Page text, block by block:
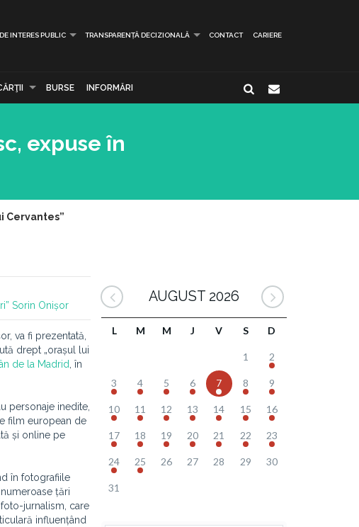
INTERES PUBLIC TRANSPARENȚĂ DECIZIONALĂ CONTACT CARIERE
BURSE INFORMĂRI
expuse în
Cervantes”
Sorin Onișor
va fi prezentată,
drept „orașul lui
de la Madrid , în
personaje inedite,
film european de
și online pe
în fotografiile
țări
jurnalism, care
influențând
AUGUST 2026
L M M J V S D
1 2
3 4 5 6 7 8 9
10 11 12 13 14 15 16
17 18 19 20 21 22 23
24 25 26 27 28 29 30
31